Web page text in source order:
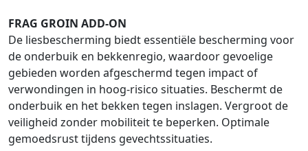
FRAG GROIN ADD-ON
De liesbescherming biedt essentiële bescherming voor
de onderbuik en bekkenregio, waardoor gevoelige
gebieden worden afgeschermd tegen impact of
verwondingen in hoog-risico situaties. Beschermt de
onderbuik en het bekken tegen inslagen. Vergroot de
veiligheid zonder mobiliteit te beperken. Optimale
gemoedsrust tijdens gevechtssituaties.